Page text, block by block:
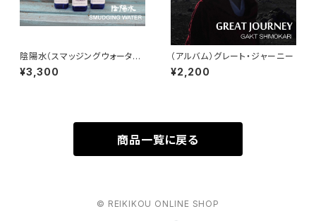
陰陽水（スマッジングウォータ
ー）
¥3,300
（アルバム）グレート・ジャーニー
¥2,200
商品一覧に戻る
© REIKIKOU ONLINE SHOP